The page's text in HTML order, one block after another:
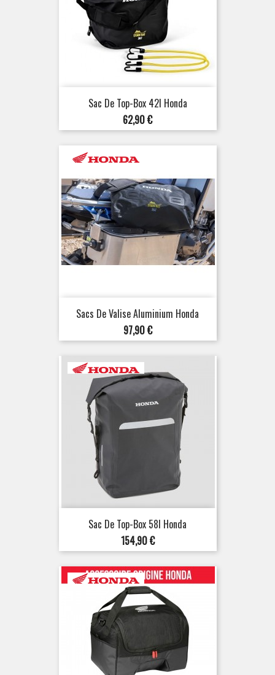
Sac De Top-Box 42l Honda
Prix
62,90 €
Sacs De Valise Aluminium Honda
Prix
97,90 €
Sac De Top-Box 58l Honda
Prix
154,90 €